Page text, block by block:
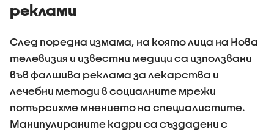
реклами
След поредна измама, на която лица на Нова
телевизия и известни медици са използвани
във фалшива реклама за лекарства и
лечебни методи в социалните мрежи
потърсихме мнението на специалистите.
Манипулираните кадри са създадени с